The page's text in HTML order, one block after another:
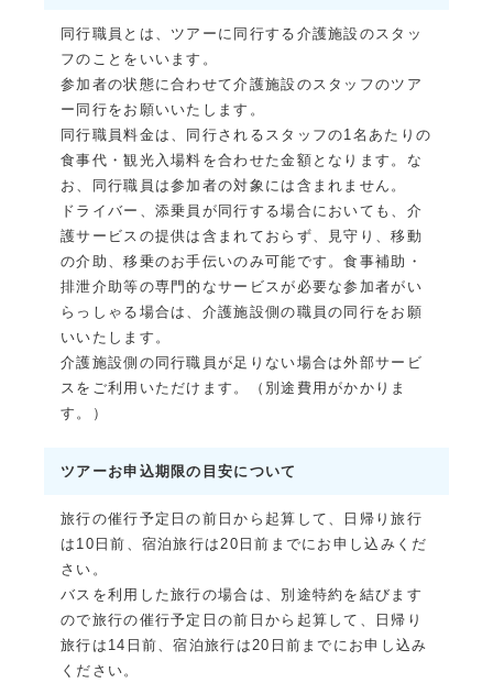
同行職員とは、ツアーに同行する介護施設のスタッ
フのことをいいます。
参加者の状態に合わせて介護施設のスタッフのツア
ー同行をお願いいたします。
同行職員料金は、同行されるスタッフの1名あたりの
食事代・観光入場料を合わせた金額となります。な
お、同行職員は参加者の対象には含まれません。
ドライバー、添乗員が同行する場合においても、介
護サービスの提供は含まれておらず、見守り、移動
の介助、移乗のお手伝いのみ可能です。食事補助・
排泄介助等の専門的なサービスが必要な参加者がい
らっしゃる場合は、介護施設側の職員の同行をお願
いいたします。
介護施設側の同行職員が足りない場合は外部サービ
スをご利用いただけます。（別途費用がかかりま
す。）
ツアーお申込期限の目安について
旅行の催行予定日の前日から起算して、日帰り旅行
は10日前、宿泊旅行は20日前までにお申し込みくだ
さい。
バスを利用した旅行の場合は、別途特約を結びます
ので旅行の催行予定日の前日から起算して、日帰り
旅行は14日前、宿泊旅行は20日前までにお申し込み
ください。